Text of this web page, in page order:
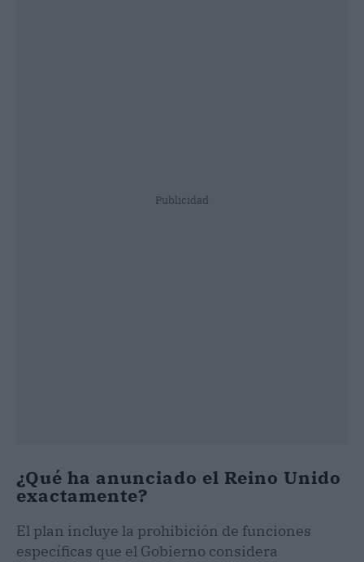
Publicidad
¿Qué ha anunciado el Reino Unido
exactamente?
El plan incluye la prohibición de funciones
específicas que el Gobierno considera